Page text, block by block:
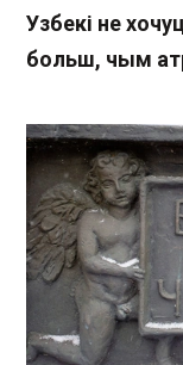
Узбекі не
больш, чым